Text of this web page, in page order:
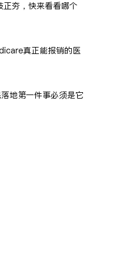
夯，快来看看哪个
真正能报销的医
地第一件事必须是它